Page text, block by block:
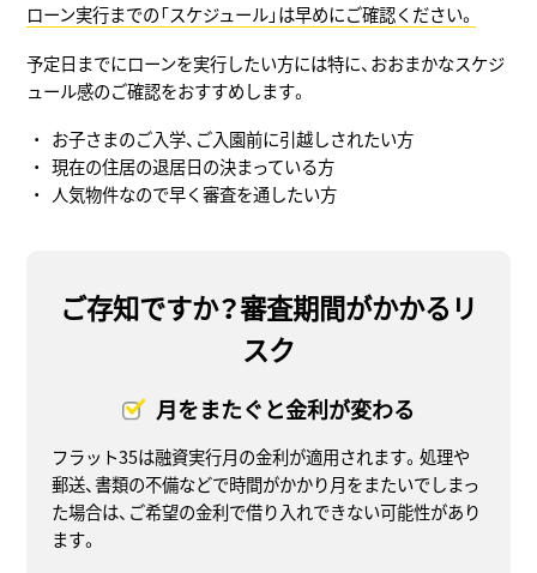
ローン実行までの「スケジュール」は早めにご確認ください。
予定日までにローンを実行したい方には特に、おおまかなスケジ
ュール感のご確認をおすすめします。
お子さまのご入学、ご入園前に引越しされたい方
現在の住居の退居日の決まっている方
人気物件なので早く審査を通したい方
ご存知ですか？審査期間がかかるリ
スク
月をまたぐと金利が変わる
フラット35は融資実行月の金利が適用されます。処理や
郵送、書類の不備などで時間がかかり月をまたいでしまっ
た場合は、ご希望の金利で借り入れできない可能性があり
ます。